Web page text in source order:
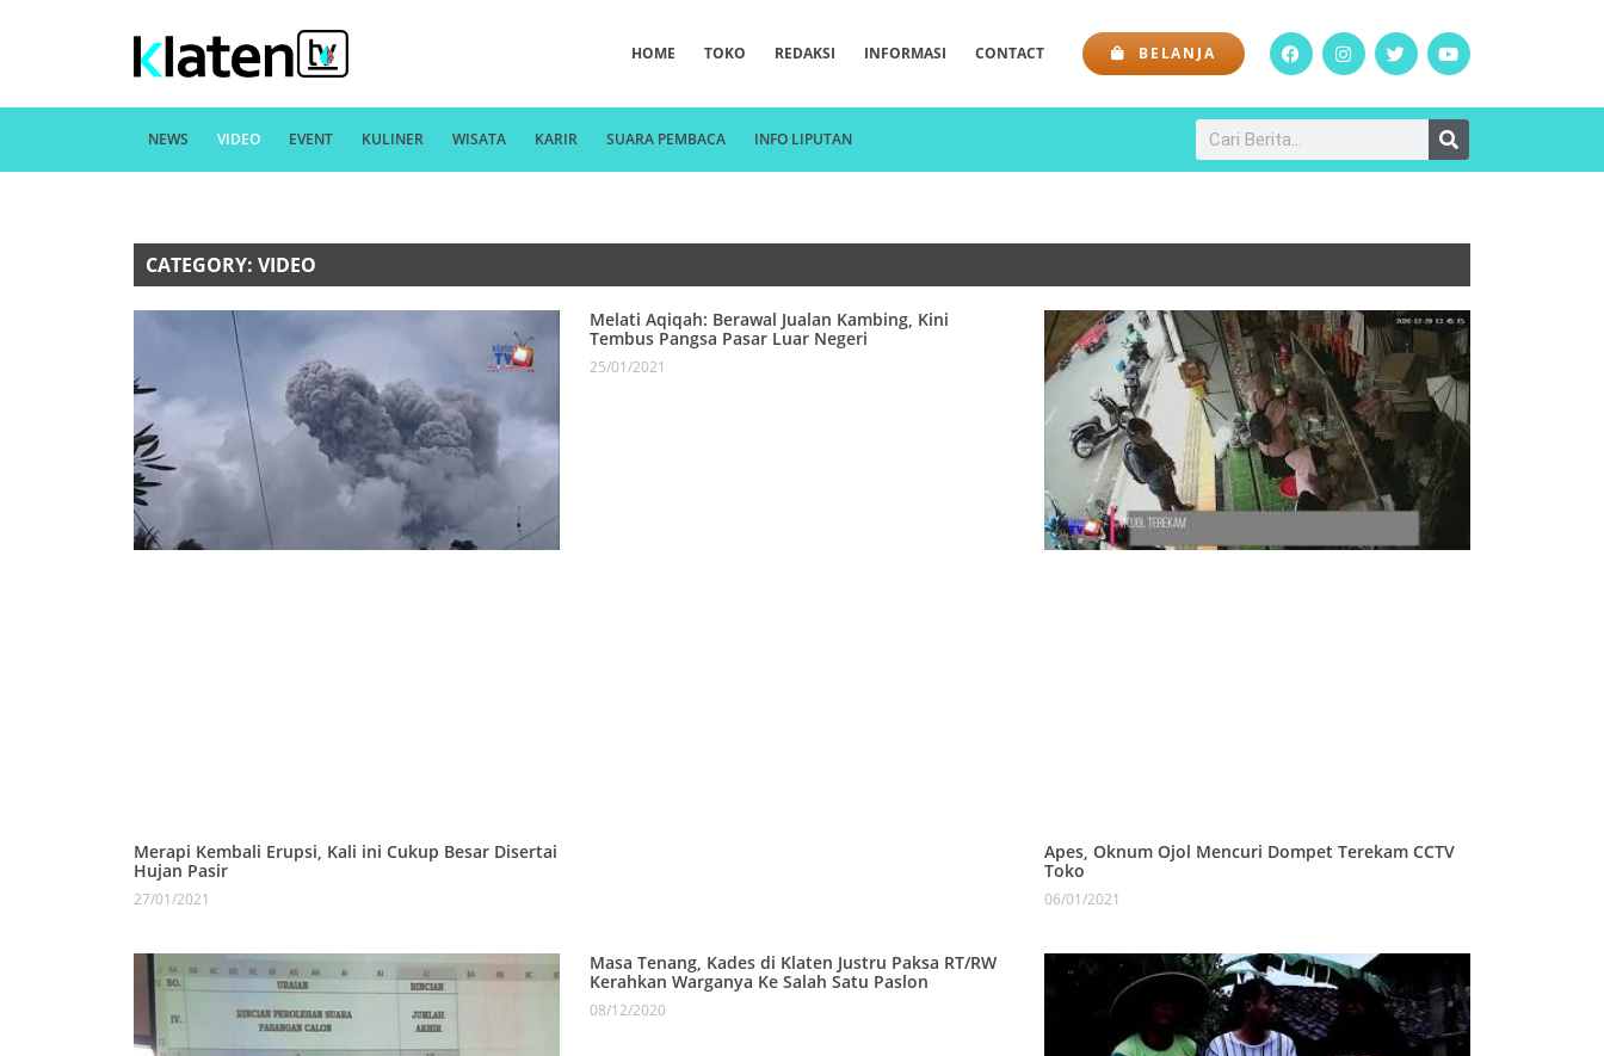
HOME TOKO REDAKSI INFORMASI CONTACT BELANJA
NEWS VIDEO EVENT KULINER WISATA KARIR SUARA PEMBACA INFO LIPUTAN
CATEGORY: VIDEO
Merapi Kembali Erupsi, Kali ini Cukup Besar Disertai
Hujan Pasir
27/01/2021
Melati Aqiqah: Berawal Jualan Kambing, Kini
Tembus Pangsa Pasar Luar Negeri
25/01/2021
Apes, Oknum Ojol Mencuri Dompet Terekam CCTV
Toko
06/01/2021
Masa Tenang, Kades di Klaten Justru Paksa RT/RW
Kerahkan Warganya Ke Salah Satu Paslon
08/12/2020